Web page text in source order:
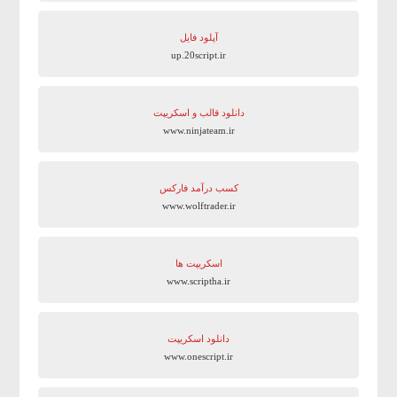
آپلود فایل
up.20script.ir
دانلود قالب و اسکریپت
www.ninjateam.ir
کسب درآمد فارکس
www.wolftrader.ir
اسکریپت ها
www.scriptha.ir
دانلود اسکریپت
www.onescript.ir